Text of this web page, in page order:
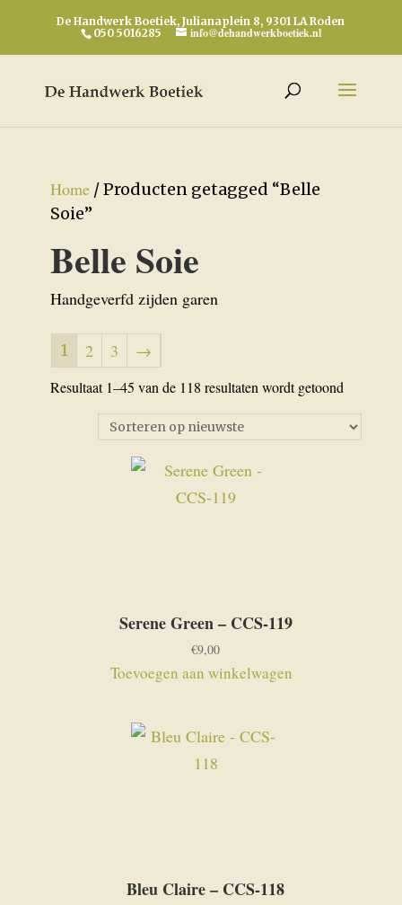
De Handwerk Boetiek, Julianaplein 8, 9301 LA Roden
050 5016285
info@dehandwerkboetiek.nl
Home/ Producten getagged “Belle
Soie”
Belle Soie
Handgeverfd zijden garen
1 2 3 →
Resultaat 1–45 van de 118 resultaten wordt getoond
op
nieuwste
Serene Green – CCS-119
€9,00
Toevoegen aan winkelwagen
Bleu Claire – CCS-118